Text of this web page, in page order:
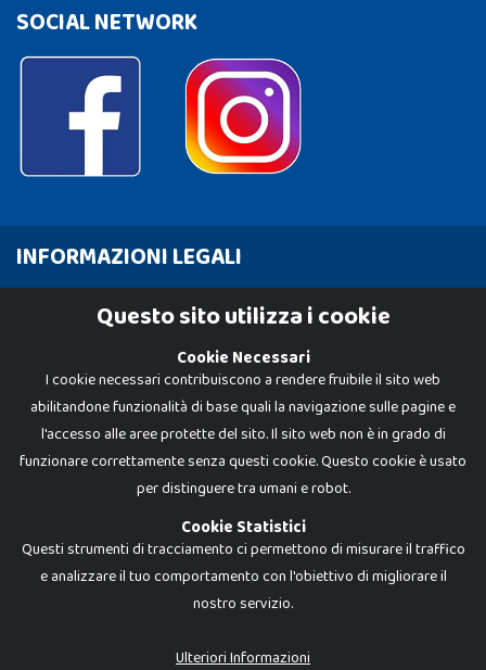
SOCIAL NETWORK
INFORMAZIONI LEGALI
Cookie Policy
Dadi e Mattoncini è un brand di Giocabene Srl. Ogni riproduzione o utilizzo non
I prezzi e le promozioni pubblicate potrebbero differire da quanto esposto in
Questo sito utilizza i cookie
Cookie Necessari
I cookie necessari contribuiscono a rendere fruibile il sito web
abilitandone funzionalità di base quali la navigazione sulle pagine e
l'accesso alle aree protette del sito. Il sito web non è in grado di
funzionare correttamente senza questi cookie. Questo cookie è usato
per distinguere tra umani e robot.
Cookie Statistici
Questi strumenti di tracciamento ci permettono di misurare il traffico
e analizzare il tuo comportamento con l'obiettivo di migliorare il
nostro servizio.
Ulteriori Informazioni